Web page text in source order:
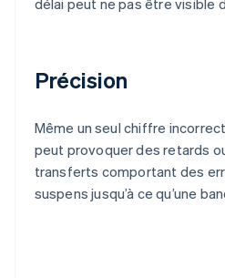
Précision
Même un seul chiffre
peut provoquer des retards
transferts comportant des
suspens jusqu’à ce qu’une